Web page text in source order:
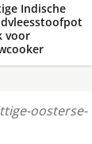
Indische
voor
oosterse-